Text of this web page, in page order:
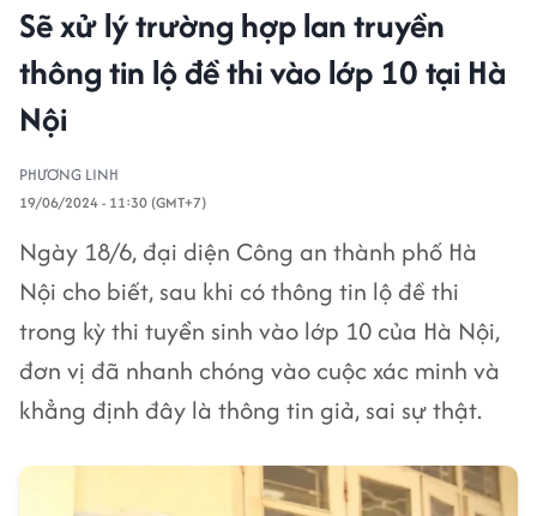
Sẽ xử lý trường hợp lan truyền
thông tin lộ đề thi vào lớp 10 tại Hà
Nội
PHƯƠNG LINH
19/06/2024 - 11:30 (GMT+7)
Ngày 18/6, đại diện Công an thành phố Hà
Nội cho biết, sau khi có thông tin lộ đề thi
trong kỳ thi tuyển sinh vào lớp 10 của Hà Nội,
đơn vị đã nhanh chóng vào cuộc xác minh và
khẳng định đây là thông tin giả, sai sự thật.